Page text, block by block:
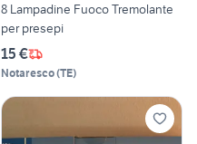
8 Lampadine Fuoco Tremolante
per presepi
15 €
Notaresco(TE)